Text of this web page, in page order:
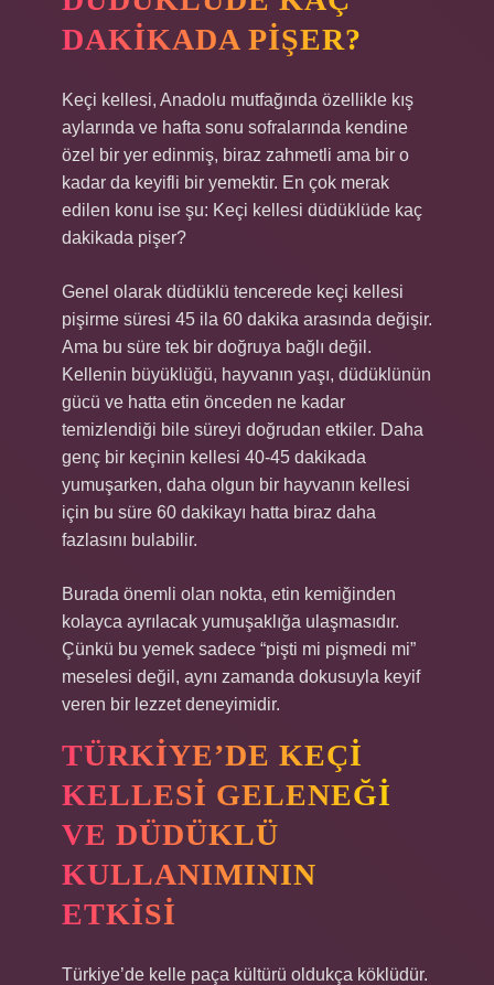
DAKIKADA PIŞER?
Keçi kellesi, Anadolu mutfağında özellikle kış
aylarında ve hafta sonu sofralarında kendine
özel bir yer edinmiş, biraz zahmetli ama bir o
kadar da keyifli bir yemektir. En çok merak
edilen konu ise şu: Keçi kellesi düdüklüde kaç
dakikada pişer?
Genel olarak düdüklü tencerede keçi kellesi
pişirme süresi 45 ila 60 dakika arasında değişir.
Ama bu süre tek bir doğruya bağlı değil.
Kellenin büyüklüğü, hayvanın yaşı, düdüklünün
gücü ve hatta etin önceden ne kadar
temizlendiği bile süreyi doğrudan etkiler. Daha
genç bir keçinin kellesi 40-45 dakikada
yumuşarken, daha olgun bir hayvanın kellesi
için bu süre 60 dakikayı hatta biraz daha
fazlasını bulabilir.
Burada önemli olan nokta, etin kemiğinden
kolayca ayrılacak yumuşaklığa ulaşmasıdır.
Çünkü bu yemek sadece “pişti mi pişmedi mi”
meselesi değil, aynı zamanda dokusuyla keyif
veren bir lezzet deneyimidir.
TÜRKIYE’DE KEÇI
KELLESI GELENEĞI
VE DÜDÜKLÜ
KULLANIMININ
ETKISI
Türkiye’de kelle paça kültürü oldukça köklüdür.